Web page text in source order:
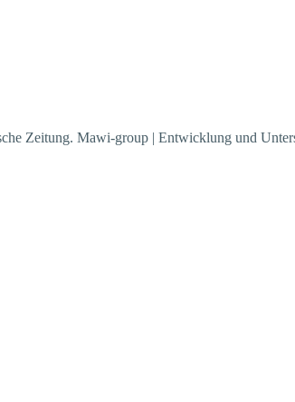
Zeitung. Mawi-group | Entwicklung und